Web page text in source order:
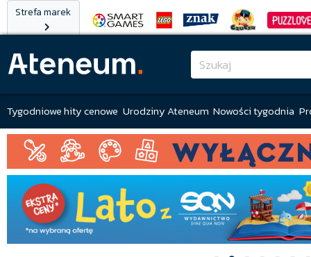
Strefa marek
Tygodniowe hity cenowe Urodziny Ateneum Nowości tygodnia